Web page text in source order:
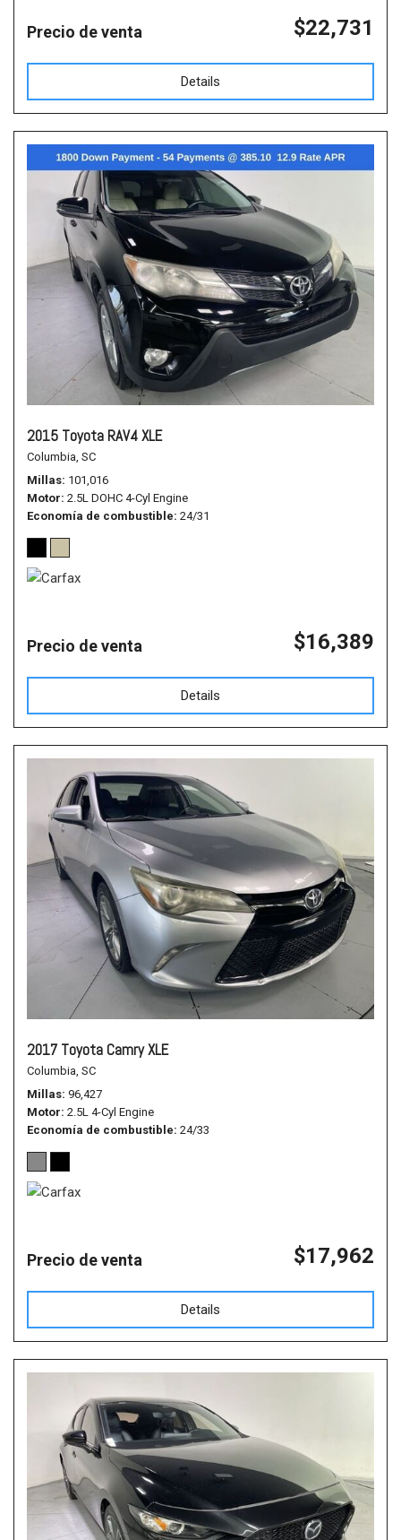
Precio de venta $22,731
Details
2015 Toyota RAV4 XLE
Columbia, SC
Millas 101,016
Motor 2.5L DOHC 4-Cyl Engine
Economía de combustible 24/31
Precio de venta $16,389
Details
2017 Toyota Camry XLE
Columbia, SC
Millas 96,427
Motor 2.5L 4-Cyl Engine
Economía de combustible 24/33
Precio de venta $17,962
Details